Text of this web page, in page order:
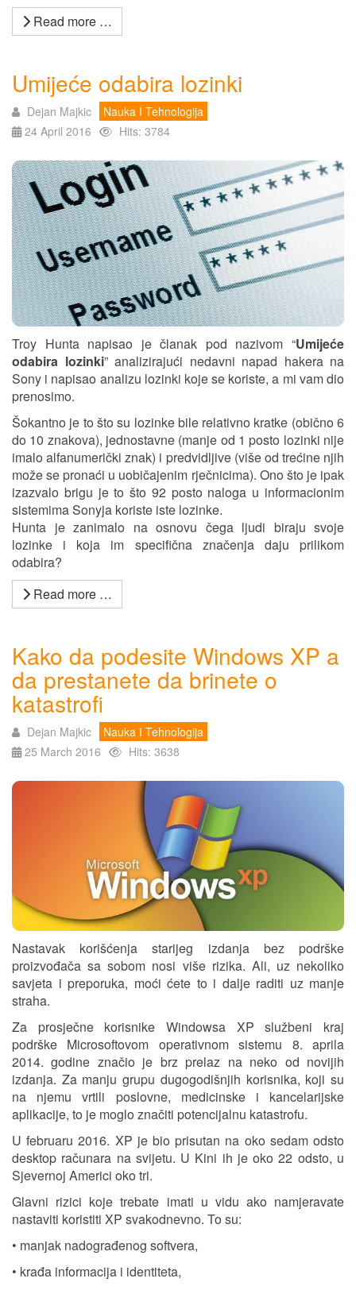
Read more …
Umijeće odabira lozinki
Dejan Majkic
Nauka I Tehnologija
24 April 2016
Hits: 3784
Troy Hunta napisao je članak pod nazivom “Umijeće
odabira lozinki” analizirajući nedavni napad hakera na
Sony i napisao analizu lozinki koje se koriste, a mi vam dio
prenosimo.
Šokantno je to što su lozinke bile relativno kratke (obično 6
do 10 znakova), jednostavne (manje od 1 posto lozinki nije
imalo alfanumerički znak) i predvidljive (više od trećine njih
može se pronaći u uobičajenim rječnicima). Ono što je ipak
izazvalo brigu je to što 92 posto naloga u informacionim
sistemima Sonyja koriste iste lozinke.
Hunta je zanimalo na osnovu čega ljudi biraju svoje
lozinke i koja im specifična značenja daju prilikom
odabira?
Read more …
Kako da podesite Windows XP a
da prestanete da brinete o
katastrofi
Dejan Majkic
Nauka I Tehnologija
25 March 2016
Hits: 3638
Nastavak korišćenja starijeg izdanja bez podrške
proizvođača sa sobom nosi više rizika. Ali, uz nekoliko
savjeta i preporuka, moći ćete to i dalje raditi uz manje
straha.
Za prosječne korisnike Windowsa XP službeni kraj
podrške Microsoftovom operativnom sistemu 8. aprila
2014. godine značio je brz prelaz na neko od novijih
izdanja. Za manju grupu dugogodišnjih korisnika, koji su
na njemu vrtili poslovne, medicinske i kancelarijske
aplikacije, to je moglo značiti potencijalnu katastrofu.
U februaru 2016. XP je bio prisutan na oko sedam odsto
desktop računara na svijetu. U Kini ih je oko 22 odsto, u
Sjevernoj Americi oko tri.
Glavni rizici koje trebate imati u vidu ako namjeravate
nastaviti koristiti XP svakodnevno. To su:
• manjak nadograđenog softvera,
• krađa informacija i identiteta,